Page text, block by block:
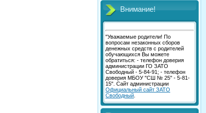
Внимание!
"Уважаемые родители! По
вопросам незаконных сборов
денежных средств с родителей
обучающихся Вы можете
обратиться: - телефон доверия
администрации ГО ЗАТО
Свободный - 5-84-91; - телефон
доверия МБОУ "СШ № 25" - 5-81-
15". Сайт администрации
Официальный сайт ЗАТО
Свободный